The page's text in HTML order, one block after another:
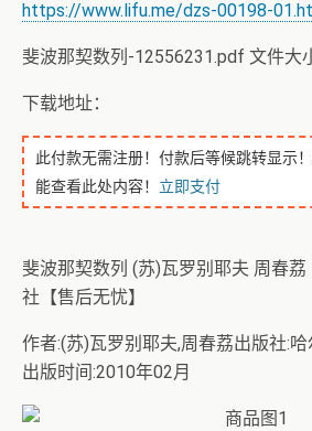
https://www.lifu.me/dzs-00198-
斐波那契数列-12556231.pdf 文件大
下载地址：
此付款无需注册！付款后等候跳转显示
能查看此处内容！ 立即支付
斐波那契数列 (苏)瓦罗别耶夫 周春
社【售后无忧】
作者:(苏)瓦罗别耶夫,周春荔出版社:
出版时间:2010年02月